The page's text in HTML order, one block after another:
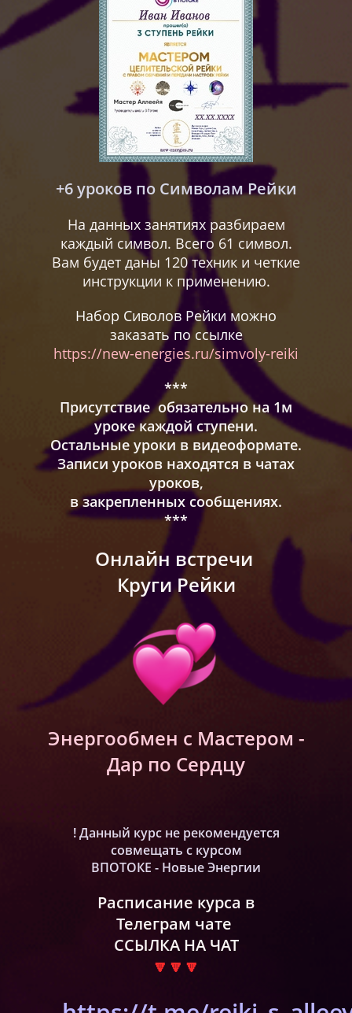
+6 уроков по Символам Рейки
На данных занятиях разбираем
каждый символ. Всего 61 символ.
Вам будет даны 120 техник и четкие
инструкции к применению.
Набор Сиволов Рейки можно
заказать по ссылке
https://new-energies.ru/simvoly-reiki
***
Присутствие обязательно на 1м
уроке каждой ступени.
Остальные уроки в видеоформате.
Записи уроков находятся в чатах
уроков,
в закрепленных сообщениях.
***
Онлайн встречи
Круги Рейки
Энергообмен с Мастером -
Дар по Сердцу
! Данный курс не рекомендуется
совмещать с курсом
ВПОТОКЕ - Новые Энергии
Расписание курса в
Телеграм чате
ССЫЛКА НА ЧАТ
🔽🔽🔽